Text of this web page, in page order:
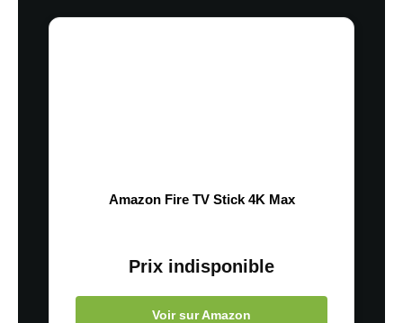
Amazon Fire TV Stick 4K Max
Prix indisponible
Voir sur Amazon